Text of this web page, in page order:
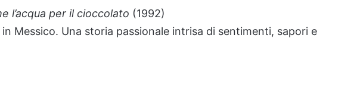
l’acqua per il cioccolato (1992)
Messico. Una storia passionale intrisa di sentimenti, sapori e